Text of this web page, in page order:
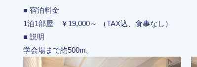
■ 宿泊料金
1泊1部屋 ￥19,000～ （TAX込、食事なし）
■ 説明
学会場まで約500m。